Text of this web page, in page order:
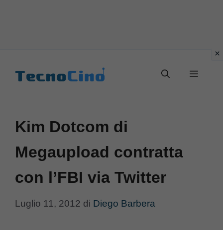
Menu
Kim Dotcom di
Megaupload contratta
con l’FBI via Twitter
Luglio 11, 2012 di Diego Barbera